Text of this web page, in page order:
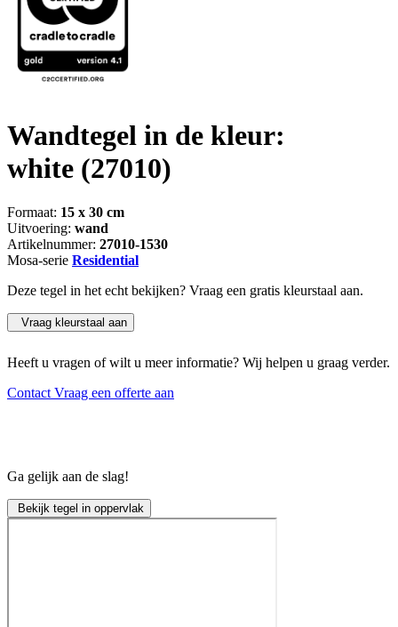
Wandtegel in de kleur:
white (27010)
Formaat: 15 x 30 cm
Uitvoering: wand
Artikelnummer: 27010-1530
Mosa-serie Residential
Deze tegel in het echt bekijken? Vraag een gratis kleurstaal aan.
Vraag kleurstaal aan
Heeft u vragen of wilt u meer informatie? Wij helpen u graag verder.
Contact Vraag een offerte aan
Ga gelijk aan de slag!
Bekijk tegel in oppervlak